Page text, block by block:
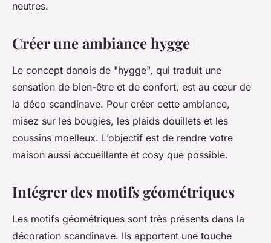
neutres.
Créer une ambiance hygge
Le concept danois de "hygge", qui traduit une
sensation de bien-être et de confort, est au cœur de
la déco scandinave. Pour créer cette ambiance,
misez sur les bougies, les plaids douillets et les
coussins moelleux. L’objectif est de rendre votre
maison aussi accueillante et cosy que possible.
Intégrer des motifs géométriques
Les motifs géométriques sont très présents dans la
décoration scandinave. Ils apportent une touche